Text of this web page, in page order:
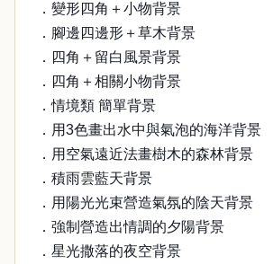
．變形四角＋小物背景
．腳邊四邊形＋草木背景
．四角＋留白風景背景
．四角＋相關小物背景
．情境類 簡單背景
．用3色畫出水中與氣泡的海洋背景
．用空氣遠近法畫樹木的森林背景
．積雨雲藍天背景
．用陽光光束營造氣氛的陰天背景
．強制營造出情調的夕陽背景
．星光撒落的夜空背景